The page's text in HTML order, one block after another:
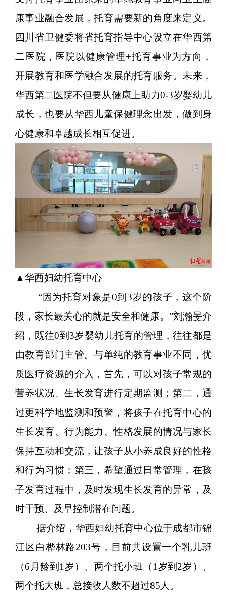
康事业融合发展，托育需要新的角度来定义。
四川省卫健委将省托育指导中心设立在华西第
二医院，医院以健康管理+托育事业为方向，
开展教育和医学融合发展的托育服务。未来，
华西第二医院不但要从健康上助力0-3岁婴幼儿
成长，也要从华西儿童保健理念出发，做到身
心健康和卓越成长相互促进。
▲华西妇幼托育中心
“因为托育对象是0到3岁的孩子，这个阶
段，家长最关心的就是安全和健康。”刘瀚旻介
绍，既往0到3岁婴幼儿托育的管理，往往都是
由教育部门主管。与单纯的教育事业不同，优
质医疗资源的介入，首先，可以对孩子常规的
营养状况、生长发育进行定期监测；第二，通
过更科学地监测和预警，将孩子在托育中心的
生长发育、行为能力、性格发展的情况与家长
保持互动和交流，让孩子从小养成良好的性格
和行为习惯；第三，希望通过日常管理，在孩
子发育过程中，及时发现生长发育的异常，及
时干预、及早控制潜在问题。
据介绍，华西妇幼托育中心位于成都市锦
江区白桦林路203号，目前共设置一个乳儿班
（6月龄到1岁）、两个托小班（1岁到2岁）、
两个托大班，总接收人数不超过85人。